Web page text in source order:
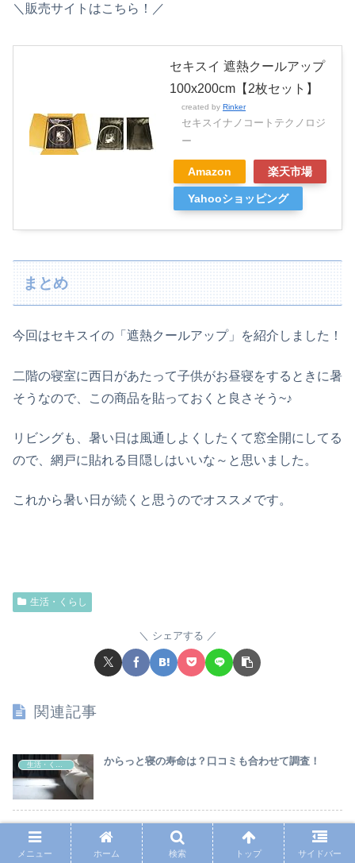
＼販売サイトはこちら！／
セキスイ 遮熱クールアップ
100x200cm【2枚セット】
created by Rinker
セキスイナノコートテクノロジ
ー
Amazon 楽天市場
Yahooショッピング
まとめ
今回はセキスイの「遮熱クールアップ」を紹介しました！
二階の寝室に西日があたって子供がお昼寝をするときに暑
そうなので、この商品を貼っておくと良さそう~♪
リビングも、暑い日は風通しよくしたくて窓全開にしてる
ので、網戸に貼れる目隠しはいいな～と思いました。
これから暑い日が続くと思うのでオススメです。
生活・くらし
シェアする
関連記事
生活・くらし からっと寝の寿命は？口コミも合わせて調査！
【トレビーノ】カセッティの違いは？ラインナップ
の特徴やサイズを比較してみた
メニュー ホーム 検索 トップ サイドバー